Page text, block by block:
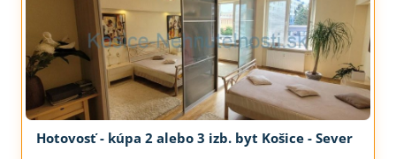
Hotovosť - kúpa 2 alebo 3 izb. byt Košice - Sever